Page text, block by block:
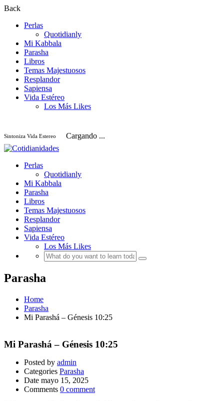
Back
Perlas
Quotidianly
Mi Kabbala
Parasha
Libros
Temas Majestuosos
Resplandor
Sapiensa
Vida Estéreo
Los Más Likes
Sintoniza Vida Estereo Cargando ...
Perlas
Quotidianly
Mi Kabbala
Parasha
Libros
Temas Majestuosos
Resplandor
Sapiensa
Vida Estéreo
Los Más Likes
Parasha
Home
Parasha
Mi Parashá – Génesis 10:25
Mi Parashá – Génesis 10:25
Posted by admin
Categories Parasha
Date mayo 15, 2025
Comments 0 comment